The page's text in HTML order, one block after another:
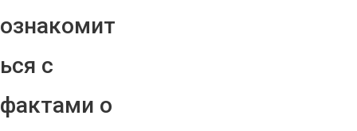
ознакомит
ься с
фактами о